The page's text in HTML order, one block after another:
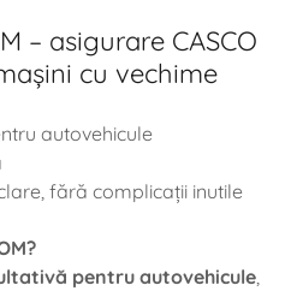
– asigurare CASCO
cu vechime
autovehicule
fără complicații inutile
pentru autovehicule,